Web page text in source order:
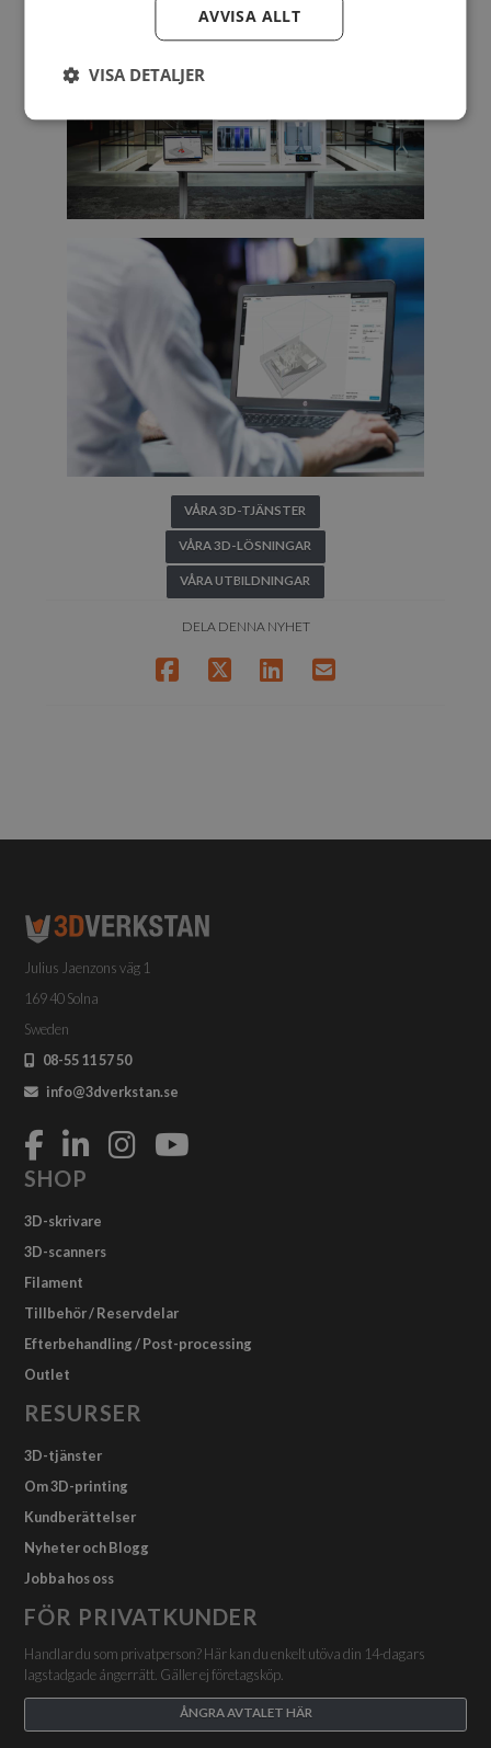
VÅRA 3D-TJÄNSTER
VÅRA 3D-LÖSNINGAR
VÅRA UTBILDNINGAR
DELA DENNA NYHET
Julius Jaenzons väg 1
169 40 Solna
Sweden
08-55 11 57 50
info@3dverkstan.se
SHOP
3D-skrivare
3D-scanners
Filament
Tillbehör / Reservdelar
Efterbehandling / Post-processing
Outlet
RESURSER
3D-tjänster
Om 3D-printing
Kundberättelser
Nyheter och Blogg
Jobba hos oss
FÖR PRIVATKUNDER
Handlar du som privatperson? Här kan du enkelt utöva din 14-dagars
lagstadgade ångerrätt. Gäller ej företagsköp.
ÅNGRA AVTALET HÄR
AVVISA ALLT
VISA DETALJER